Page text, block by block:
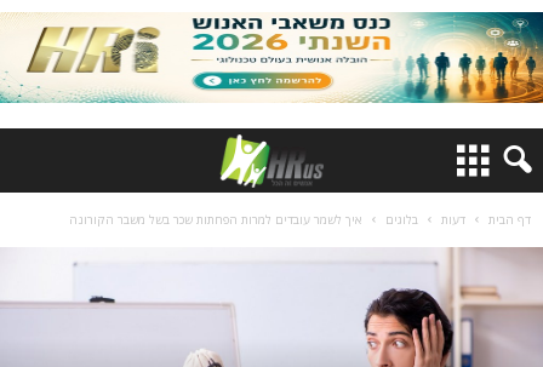
דף הבית דעות בלוגים איך לשמר עובדים למרות הפחתות שכר בשל משבר הקורונה